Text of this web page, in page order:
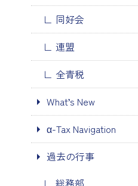
同好会
連盟
全青税
What’s New
α-Tax Navigation
過去の行事
総務部